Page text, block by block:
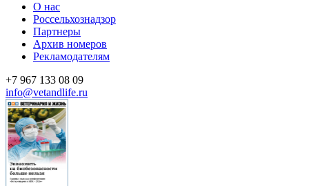
О нас
Россельхознадзор
Партнеры
Архив номеров
Рекламодателям
+7 967 133 08 09
info@vetandlife.ru